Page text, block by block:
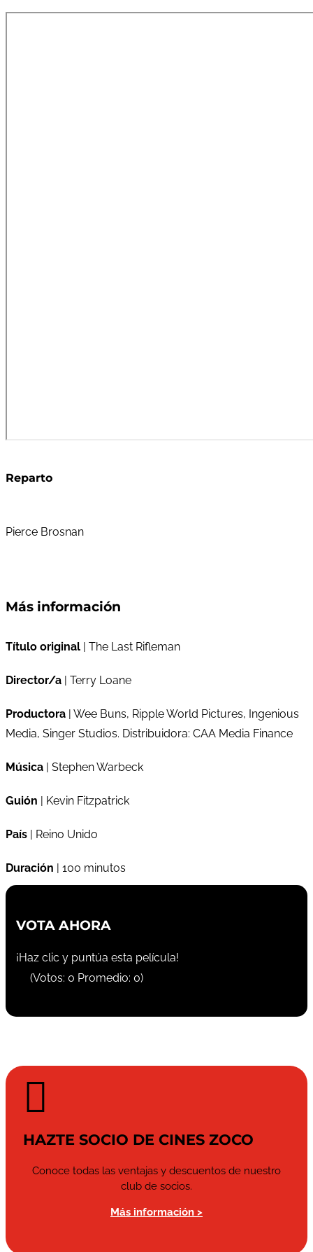
Reparto
Pierce Brosnan
Más información
Título original | The Last Rifleman
Director/a | Terry Loane
Productora | Wee Buns, Ripple World Pictures, Ingenious
Media, Singer Studios. Distribuidora: CAA Media Finance
Música | Stephen Warbeck
Guión | Kevin Fitzpatrick
País | Reino Unido
Duración | 100 minutos
VOTA AHORA
¡Haz clic y puntúa esta película!
(Votos: 0 Promedio: 0)

HAZTE SOCIO DE CINES ZOCO
Conoce todas las ventajas y descuentos de nuestro
club de socios.
Más información >